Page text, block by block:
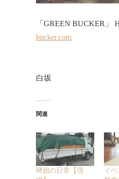
「GREEN BUCKER
bucker.com
白坂
関連
欅組の日常【現
イ